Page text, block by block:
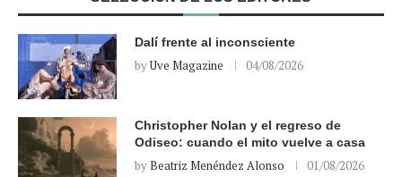
Dalí frente al inconsciente
byUve Magazine 04/08/2026
Christopher Nolan y el regreso de
Odiseo: cuando el mito vuelve a casa
byBeatriz Menéndez Alonso 01/08/2026